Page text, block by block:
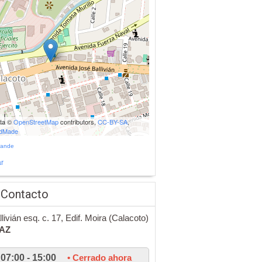
©OpenStreetMapcontributors,CC-BY-SA,
esq. c. 17, Edif. Moira (Calacoto)
07:00 - 15:00 • Cerrado ahora